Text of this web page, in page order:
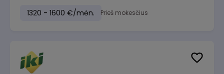
1320 - 1600 €/mėn. Prieš mokesčius